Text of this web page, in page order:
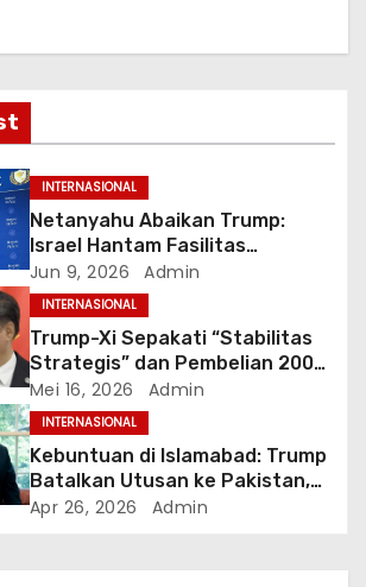
INTERNASIONAL
Netanyahu Abaikan Trump:
Israel Hantam Fasilitas
Petrokimia Iran di Hari ke-100
Perang
Jun 9, 2026 Admin
INTERNASIONAL
Trump-Xi Sepakati “Stabilitas
Strategis” dan Pembelian 200
Pesawat Boeing dalam
Kunjungan Bersejarah di Beijing
Mei 16, 2026 Admin
INTERNASIONAL
Kebuntuan di Islamabad: Trump
Batalkan Utusan ke Pakistan,
Klaim Terima Proposal Baru dari
Apr 26, 2026 Admin